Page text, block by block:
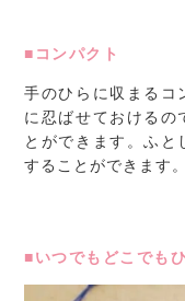
■コンパクト
手のひらに収まるコ
に忍ばせておけるの
とができます。ふと
することができます。
■いつでもどこでも